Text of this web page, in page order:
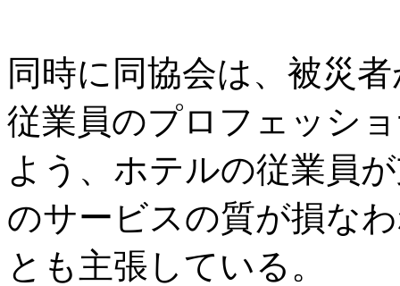
同時に同協会は、被災
従業員のプロフェッシ
よう、ホテルの従業員
のサービスの質が損な
とも主張している。